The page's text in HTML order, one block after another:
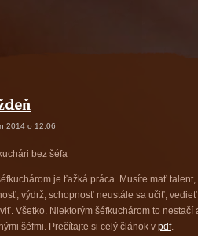
2014 o 12:06
bez šéfa
je ťažká práca. Musíte mať talent,
výdrž, schopnosť neustále sa učiť,
Všetko. Niektorým šéfkuchárom to nestačí
šéfmi. Prečítajte si celý článok v pdf.